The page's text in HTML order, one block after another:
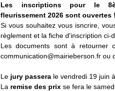
Les inscriptions pour le
fleurissement 2026 sont ouvertes !
Si vous souhaitez vous isncrire,
règlement et la fiche d'inscription ci-
Les documents sont à retourner
communication@mairieberson.fr ou
Le jury passera le vendredi 19 juin
La remise des prix se fera le